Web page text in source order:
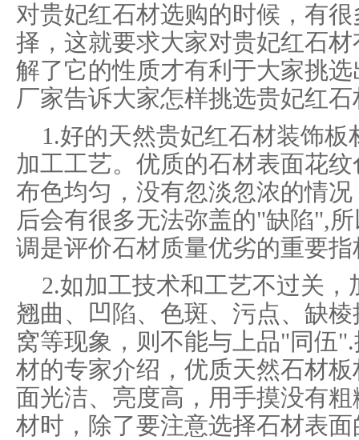
对贵妃红石材选购的时候，有
择，这就要求大家对贵妃红石
解了它的性质才有利于大家挑
厂家告诉大家怎样挑选贵妃红石
1.好的天然贵妃红石材装饰
加工工艺。优质的石材表面花
布色均匀，没有忽淡忽浓的情
后会有很多无法弥盖的"缺陷",
调是评价石材质量优劣的重要指
2.如加工技术和工艺不过关
翘曲、凹陷、色斑、污点、缺
窝等现象，则不能与上品"同伍
材的专家介绍，优质天然石材
面光洁、亮度高，用手摸没有
材时，除了要注意选择石材表